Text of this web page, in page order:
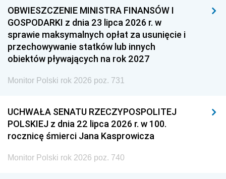
OBWIESZCZENIE MINISTRA FINANSÓW I
GOSPODARKI z dnia 23 lipca 2026 r. w
sprawie maksymalnych opłat za usunięcie i
przechowywanie statków lub innych
obiektów pływających na rok 2027
Monitor Polski rok 2026 poz. 731
UCHWAŁA SENATU RZECZYPOSPOLITEJ
POLSKIEJ z dnia 22 lipca 2026 r. w 100.
rocznicę śmierci Jana Kasprowicza
Monitor Polski rok 2026 poz. 740